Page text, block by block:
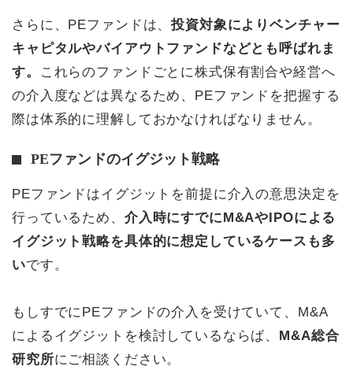
さらに、PEファンドは、投資対象によりベンチャー
キャピタルやバイアウトファンドなどとも呼ばれま
す。
これらのファンドごとに株式保有割合や経営へ
の介入度などは異なるため、PEファンドを把握する
際は体系的に理解しておかなければなりません。
PEファンドのイグジット戦略
PEファンドはイグジットを前提に介入の意思決定を
行っているため、 介入時にすでにM&AやIPOによる
イグジット戦略を具体的に想定しているケースも多
いです。
もしすでにPEファンドの介入を受けていて、M&A
によるイグジットを検討しているならば、 M&A総合
研究所にご相談ください。